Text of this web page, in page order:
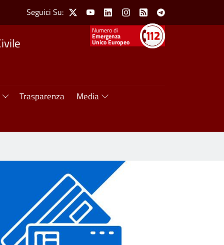
Social Menu
Seguici Su: X YoutubeLinkedinInstagram
Feed Telegram
Numeri utili
Emergenza
Unico Europeo
Trasparenza
Media